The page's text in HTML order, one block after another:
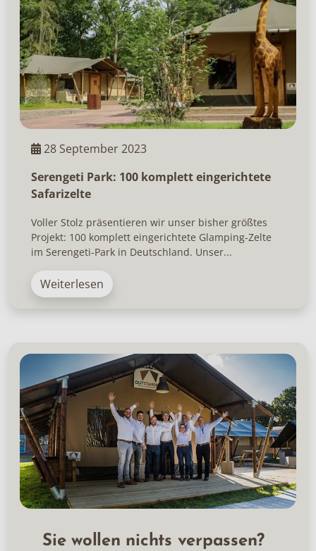
28 September 2023
Serengeti Park: 100 komplett eingerichtete
Safarizelte
Voller Stolz präsentieren wir unser bisher größtes
Projekt: 100 komplett eingerichtete Glamping-Zelte
im Serengeti-Park in Deutschland. Unser...
Weiterlesen
Sie wollen nichts verpassen?